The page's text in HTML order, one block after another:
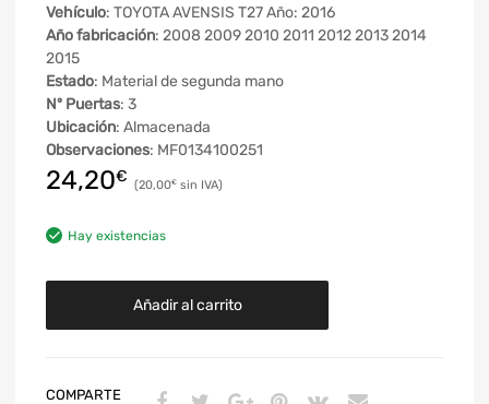
Vehículo: TOYOTA AVENSIS T27 Año: 2016
Año fabricación: 2008 2009 2010 2011 2012 2013 2014
2015
Estado: Material de segunda mano
Nº Puertas: 3
Ubicación: Almacenada
Observaciones: MF0134100251
24,20€ 20,00€
Hay existencias
Añadir al carrito
COMPARTE